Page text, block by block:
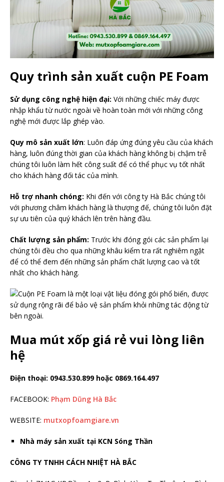
Quy trình sản xuất cuộn PE Foam
Sử dụng công nghệ hiện đại: Với những chiếc máy được
nhập khẩu từ nước ngoài về hoàn toàn mới với những công
nghệ mới được lắp ghép vào.
Quy mô sản xuất lớn: Luôn đáp ứng đúng yêu cầu của khách
hàng, luôn đúng thời gian của khách hàng không bị chậm trễ
chúng tôi luôn làm hết công suất để có thể phục vụ tốt nhất
cho khách hàng đối tác của mình.
Hỗ trợ nhanh chóng: Khi đến với công ty Hà Bắc chúng tôi
với phương châm khách hàng là thượng đế, chúng tôi luôn đặt
sự ưu tiên của quý khách lên trên hàng đầu.
Chất lượng sản phẩm: Trước khi đóng gói các sản phẩm lại
chúng tôi đều cho qua những khâu kiểm tra rất nghiêm ngặt
để có thể đem đến những sản phẩm chất lượng cao và tốt
nhất cho khách hàng.
Mua mút xốp giá rẻ vui lòng liên
hệ
Điện thoại: 0943.530.899 hoặc 0869.164.497
FACEBOOK: Phạm Dũng Hà Bắc
WEBSITE: mutxopfoamgiare.vn
Nhà máy sản xuất tại KCN Sóng Thần
CÔNG TY TNHH CÁCH NHIỆT HÀ BẮC